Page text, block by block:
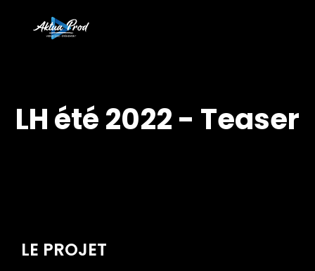
LH été 2022 - Teaser
LE PROJET